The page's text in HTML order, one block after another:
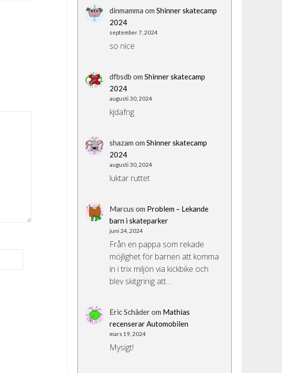
dinmamma om Shinner skatecamp
2024
september 7, 2024
so nice
dfbsdb om Shinner skatecamp
2024
augusti 30, 2024
kjdafng
shazam om Shinner skatecamp
2024
augusti 30, 2024
luktar ruttet
Marcus om Problem – Lekande
barn i skateparker
juni 24, 2024
Från en pappa som rekade
möjlighet för barnen att komma
in i trix miljön via kickbike och
blev skitgrinig att…
Eric Schäderom Mathias
recenserar Automobilen
mars 19, 2024
Mysigt!